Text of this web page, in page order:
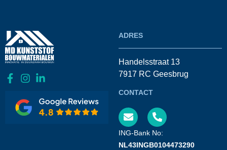
ADRES
Handelsstraat 13
7917 RC Geesbrug
CONTACT
ING-Bank No:
NL43INGB0104473290